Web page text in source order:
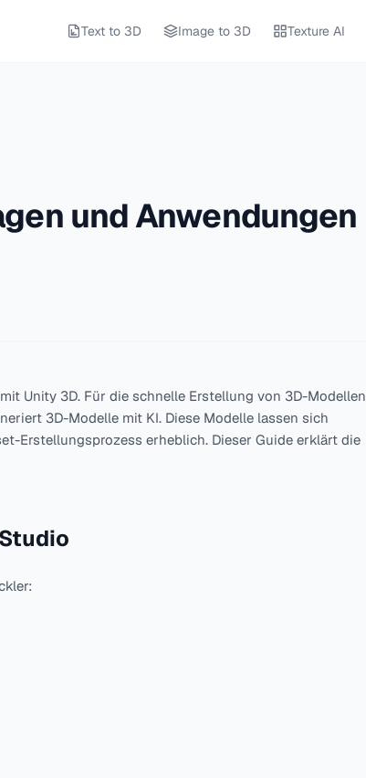
Text to 3D Image to 3D Texture AI
und Anwendungen
Unity 3D. Für die schnelle Erstellung von 3D-Modellen
3D-Modelle mit KI. Diese Modelle lassen sich
Erstellungsprozess erheblich. Dieser Guide erklärt die